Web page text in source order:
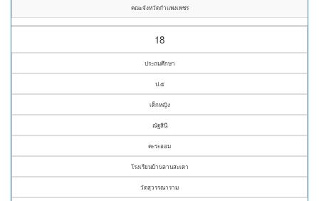
คณะจังหวัดกำแพงเพชร
18
ประถมศึกษา
ป.๕
เด็กหญิง
ณัฐสินี
คะระออม
โรงเรียนบ้านลานสะเดา
วัดสุวรรณาราม